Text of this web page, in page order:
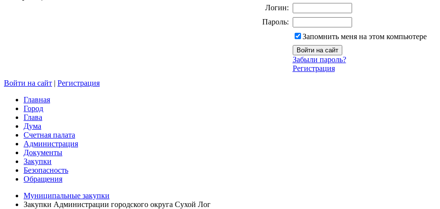
Логин:
Пароль:
Запомнить меня на этом компьютере
Забыли пароль?
Регистрация
Войти на сайт | Регистрация
Главная
Город
Глава
Дума
Счетная палата
Администрация
Документы
Закупки
Безопасность
Обращения
Муниципальные закупки
Закупки Администрации городского округа Сухой Лог